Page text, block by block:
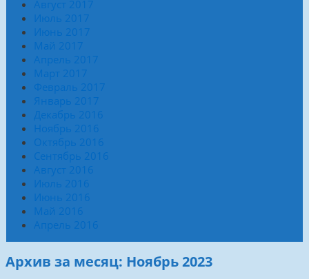
Август 2017
Июль 2017
Июнь 2017
Май 2017
Апрель 2017
Март 2017
Февраль 2017
Январь 2017
Декабрь 2016
Ноябрь 2016
Октябрь 2016
Сентябрь 2016
Август 2016
Июль 2016
Июнь 2016
Май 2016
Апрель 2016
Архив за месяц: Ноябрь 2023